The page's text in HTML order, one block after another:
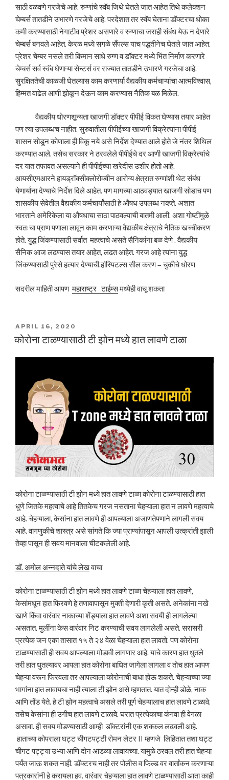
साठी वळवणे गरजेचे आहे. रुग्णांचे स्वॅब जिथे घेतले जात आहेत तिथे कलेक्शन
चेम्बर्स तातडीने उभारणे गरजेचे आहे. परदेशात तर स्वॅब घेताना डॉक्टरचा धोका
कमी करण्यासाठी नेगाटीव प्रेशर असणारे व रुग्णाचा जराही संबंध येऊ न देणारे
चेम्बर्स बनवले आहेत. केरळ मध्ये सगळे सँपल्स याच पद्धतीनेच घेतले जात आहेत.
प्रेशर चेम्बर नसले तरी किमान साधे रुग्ण व डॉक्टर मध्ये भिंत निर्माण करणारे
चेम्बर्स सर्व स्वॅब घेणाऱ्या सेन्टर्स वर राज्यात तातडीने उभारणे गरजेचा आहे.
सुरक्षिततेची काळजी घेतल्यास काम करणार्या वैद्यकीय कर्मचाऱ्यांचा आत्मविश्वास,
हिम्मत वाढेल आणी झोकून देऊन काम करण्यास नैतिक बळ मिळेल.
वैद्यकीय धोरणशून्यता खाजगी डॉक्टर पीपीई विकत घेण्यास तयार आहेत
पण त्या उपलब्धच नाहीत. सुरुवातीला पीपीईच्या खाजगी विक्रेत्यांना पीपीई
शासन सोडून कोणाला ही विकू नये असे निर्देश देण्यात आले होते जे नंतर शिथिल
करण्यात आले. तसेच सरकार ने ठरवलेले पीपीईचे दर आणी खाजगी विक्रेत्यांचे
दर यात तफावत असल्याने ही पीपीईच्या खरेदीस उशीर होतो आहे.
आयसीएमआरने हायड्रॉक्सीक्लोरोक्वीन आरोग्य क्षेत्रात रुग्णांशी थेट संबंध
येणार्यांना देण्याचे निर्देश दिले आहेत. पण मागच्या आठवड्यात खाजगी सोडाच पण
शासकीय सेवेतील वैद्यकीय कर्मचार्यांसाठी हे औषध उपलब्ध नव्हते. अशात
भारताने अमेरिकेला या औषधाचा साठा पाठवल्याची बातमी आली. अशा गोष्टींमुळे
स्वतःचा प्राण पणाला लावून काम करणाऱ्या वैद्यकीय क्षेत्राचे नैतिक खच्चीकरण
होते. युद्ध जिंकण्यासाठी सर्वात महत्वाचे असते सैनिकांना बळ देणे . वैद्यकीय
सैनिक आज लढण्यास तयार आहेत, लढत आहेत. गरज आहे त्यांना युद्ध
जिंकण्यासाठी पुरेसे हत्यार देण्याची.हॉस्पिटल्स सील करण – चुकीचे धोरण
सदरील माहिती आपणमहाराष्ट्रटाईम्समध्येही वाचू शकता
POSTED
ON
APRIL 16, 2020
कोरोना टाळण्यासाठी टी झोन मध्ये हात लावणे टाळा
कोरोना टाळण्यासाठी टी झोन मध्ये हात लावणे टाळा कोरोना टाळण्यासाठी हात
धुणे जितके महत्वाचे आहे तितकेच गरज नसताना चेहऱ्याला हात न लावणे महत्वाचे
आहे. चेहऱ्याला, केसांना हात लावणे ही आपल्याला अजाणतेपणाने लागली सवय
आहे. वागणुकीचे शास्त्र असे सांगते कि ज्या प्राण्यांपासून आपली उत्क्रांती झाली
तेव्हा पासून ही सवय मानवाला चीटकलेली आहे.
डॉ. अमोल अन्नदाते यांचे लेखवाचा
कोरोना टाळण्यासाठी टी झोन मध्ये हात लावणे टाळा चेहऱ्याला हात लावणे,
केसांमधून हात फिरवणे हे तणावापासून मुक्ती देणारी कृती असते. अनेकांना नखे
खाणे किंवा वारंवार नाकाच्या शेंड्याला हात लावणे अशा सवयी ही लागलेल्या
असतात. मुलींना केस वारंवार निट करण्याची सवय लागलेली असते. सरासरी
प्रत्येक जन एका तासात १५ ते २४ वेळा चेहऱ्याला हात लावतो. पण कोरोना
टाळण्यासाठी ही सवय आपल्याला मोडावी लागणार आहे. याचे कारण हात धुतले
तरी हात धुतल्यावर आपला हात कोरोना बाधित जागेला लागला व तोच हात आपण
चेहऱ्या वरून फिरवला तर आपल्याला कोरोनाची बाधा होऊ शकते. चेहऱ्याच्या ज्या
भागांना हात लावायचा नाही त्याला टी झोन असे म्हणतात. यात दोन्ही डोळे, नाक
आणि तोंड येते. हे टी झोन महत्वाचे असले तरी पूर्ण चेहऱ्यालाच हात लावणे टाळावे.
तसेच केसांना ही उगीच हात लावणे टाळावे. घरात प्रत्येकाचा कंगवा ही वेगळा
असावा. ही सवय मोडण्यासाठी आम्ही डॉक्टरांनी एक शक्कल लढवली आहे.
हाताच्या कोपराला घट्ट चीगटपट्टी रोमन लेटर II म्हणजे लिहितात तशा घट्ट
चीगट पट्ट्या उभ्या आणि दोन आडव्या लावायच्या. यामुळे ठरवल तरी हात चेहऱ्या
पर्यंत जाऊ शकत नाही. डॉक्टरच नाही तर पोलीस व फिल्ड वर वार्तांकन करणाऱ्या
पत्रकारांनी हे करायला हव. वारंवार चेहऱ्याला हात लावणे टाळण्यासाठी आता काही